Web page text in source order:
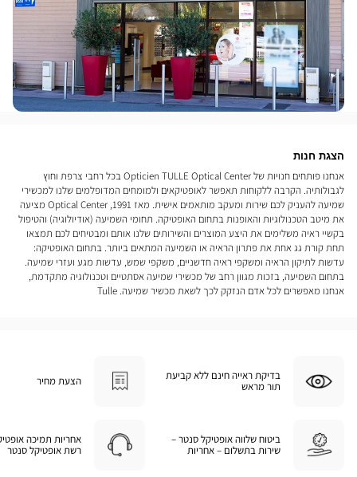
הצגת חנות
אנחנו פותחים חנויות של Opticien TULLE Optical Center בכל רחבי צרפת וחוץ
לגבולותיה. הקרבה ללקוחות תאפשר לאופטיקאים ולמומחים המדופלמים שלנו למכשירי
שמיעה להעניק לכם שירות ומעקב מותאמים אישית. מאז 1991, Optical Center מציעה
את מיטב הטכנולוגיות והאופנות בתחום האופטיקה. תחומי השמיעה (אודיולוגיה) והטיפול
בקשיי ראיה משלימים את היצע המוצרים והשירותים שלנו אותם ומבטיחים לכם תמצאו
תחת קורת גג אחת את פתרון הראיה או השמיעה המתאים ביותר. בתחום האופטיקה:
עדשות לתיקון הראיה ומשקפי ראיה חדשניים, משקפי שמש, עדשות מגע ועזרי שמיעה.
בתחום השמיעה, בזכות מגוון רחב של מכשירי שמיעה אסתטיים וטכנולוגיה מתקדמת,
אנחנו מאפשרים לכל אדם הנזקק לכך לשאת מכשיר שמיעה. Tulle
בדיקת ראייה חינם ללא קביעת
תור מראש
הצעת מחיר
ביטוח שלווה אופטיקל סנטר –
שירות בתשלום – אחריות
אחריות תמיכה
רשת אופטיקל סנטר